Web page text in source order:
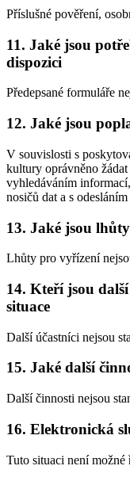
Příslušné pověření,
11. Jaké jsou
dispozici
Předepsané formuláře
12. Jaké jsou
V souvislosti s
kultury oprávněno
vyhledáváním
nosičů dat a s
13. Jaké jsou
Lhůty pro vyřízení
14. Kteří jsou
situace
Další účastníci nejsou
15. Jaké další
Další činnosti nejsou
16. Elektronická
Tuto situaci není možné